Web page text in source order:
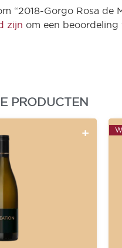
“2018-Gorgo Rosa de
zijn om een beoordeling
PRODUCTEN